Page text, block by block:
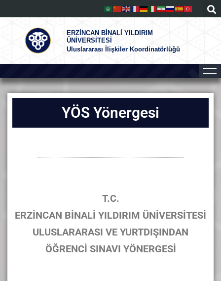
ERZİNCAN BİNALİ YILDIRIM
ÜNİVERSİTESİ
Uluslararası İlişkiler Koordinatörlüğü
YÖS Yönergesi
T.C.
ERZİNCAN BİNALİ YILDIRIM ÜNİVERSİTESİ
ULUSLARARASI VE YURTDIŞINDAN
ÖĞRENCİ SINAVI YÖNERGESİ